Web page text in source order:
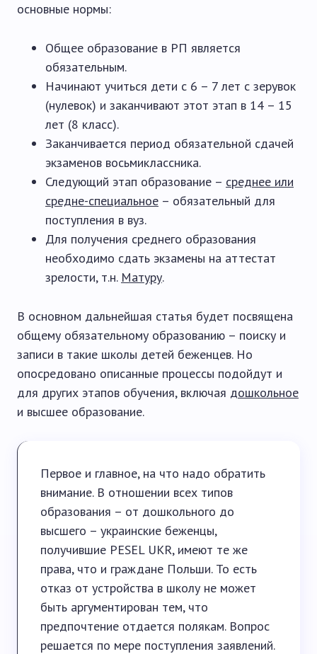
основные нормы:
Общее образование в РП является
обязательным.
Начинают учиться дети с 6 – 7 лет с зерувок
(нулевок) и заканчивают этот этап в 14 – 15
лет (8 класс).
Заканчивается период обязательной сдачей
экзаменов восьмиклассника.
Следующий этап образование – среднее или
средне-специальное – обязательный для
поступления в вуз.
Для получения среднего образования
необходимо сдать экзамены на аттестат
зрелости, т.н. Матуру.
В основном дальнейшая статья будет посвящена
общему обязательному образованию – поиску и
записи в такие школы детей беженцев. Но
опосредовано описанные процессы подойдут и
для других этапов обучения, включая дошкольное
и высшее образование.
Первое и главное, на что надо обратить
внимание. В отношении всех типов
образования – от дошкольного до
высшего – украинские беженцы,
получившие PESEL UKR, имеют те же
права, что и граждане Польши. То есть
отказ от устройства в школу не может
быть аргументирован тем, что
предпочтение отдается полякам. Вопрос
решается по мере поступления заявлений.